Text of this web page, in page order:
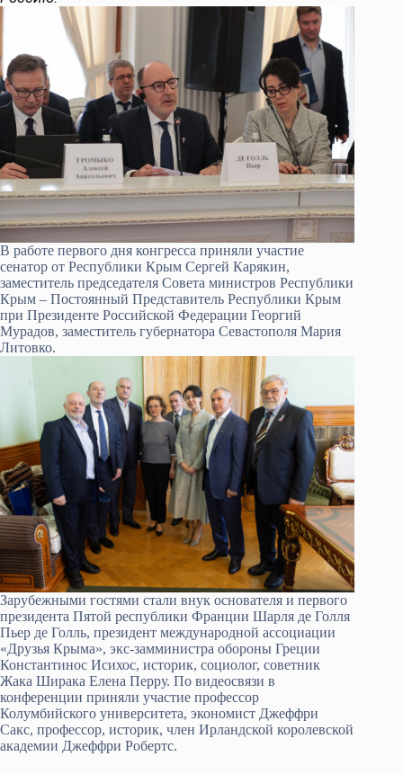
В работе первого дня конгресса приняли участие
сенатор от Республики Крым Сергей Карякин,
заместитель председателя Совета министров Республики
Крым – Постоянный Представитель Республики Крым
при Президенте Российской Федерации Георгий
Мурадов, заместитель губернатора Севастополя Мария
Литовко.
Зарубежными гостями стали внук основателя и первого
президента Пятой республики Франции Шарля де Голля
Пьер де Голль, президент международной ассоциации
«Друзья Крыма», экс-замминистра обороны Греции
Константинос Исихос, историк, социолог, советник
Жака Ширака Елена Перру. По видеосвязи в
конференции приняли участие профессор
Колумбийского университета, экономист Джеффри
Сакс, профессор, историк, член Ирландской королевской
академии Джеффри Робертс.